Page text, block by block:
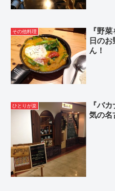
その他料理
『野
日の
ん！
ひとりが楽
『バ
気の名